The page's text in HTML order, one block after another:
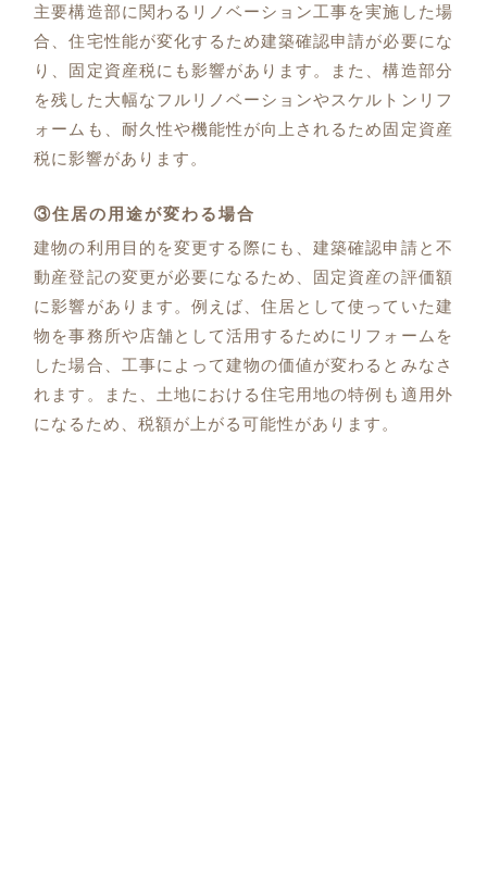
主要構造部に関わるリノベーション工事を実施した場
合、住宅性能が変化するため建築確認申請が必要にな
り、固定資産税にも影響があります。また、構造部分
を残した大幅なフルリノベーションやスケルトンリフ
ォームも、耐久性や機能性が向上されるため固定資産
税に影響があります。
③住居の用途が変わる場合
建物の利用目的を変更する際にも、建築確認申請と不
動産登記の変更が必要になるため、固定資産の評価額
に影響があります。例えば、住居として使っていた建
物を事務所や店舗として活用するためにリフォームを
した場合、工事によって建物の価値が変わるとみなさ
れます。また、土地における住宅用地の特例も適用外
になるため、税額が上がる可能性があります。